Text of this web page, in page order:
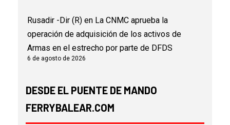
Rusadir -Dir (R) en La CNMC aprueba la
operación de adquisición de los activos de
Armas en el estrecho por parte de DFDS
6 de agosto de 2026
DESDE EL PUENTE DE MANDO
FERRYBALEAR.COM